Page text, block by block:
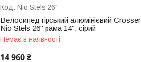
Nio Stels 26"
Велосипед гірський алюмінієвий Crosser
Nio Stels 26" рама 14", сірий
Немає в наявності
14 960 ₴